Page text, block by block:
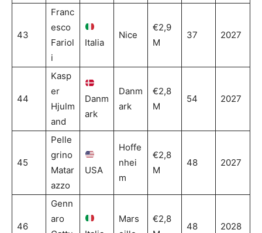
43
Franc
esco
Fariol
i
Italia
Nice
€2,9
M
37 2027
44
Kasp
er
Hjulm
and
Danm
ark
Danm
ark
€2,8
M
54 2027
45
Pelle
grino
Matar
azzo
USA
Hoffe
nhei
m
€2,8
M
48 2027
46
Genn
aro
Mars
€2,8
48 2028